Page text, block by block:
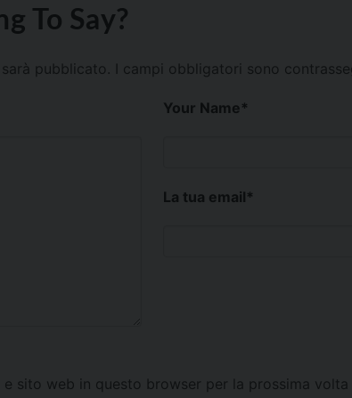
To Say?
pubblicato. I campi obbligatori sono
Your Name*
La tua email*
e sito web in questo browser per la prossima